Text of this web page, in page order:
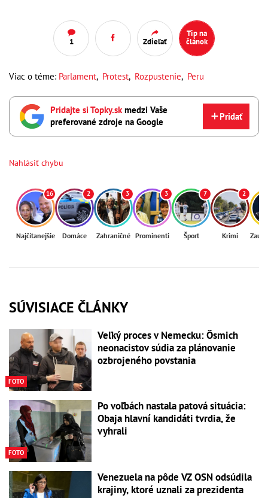
1 Zdieľať
Tip na
článok
Viac o téme: Parlament, Protest, Rozpustenie, Peru
Pridajte si Topky.skmedzi Vaše
preferované zdroje na Google
Pridať
Nahlásiť chybu
16
Najčítanejšie
2
Domáce
3
Zahraničné
3
Prominenti
7
Šport
2
Krimi
SÚVISIACE ČLÁNKY
FOTO
Veľký proces v Nemecku: Ôsmich
neonacistov súdia za plánovanie
ozbrojeného povstania
FOTO
Po voľbách nastala patová situácia:
Obaja hlavní kandidáti tvrdia, že
vyhrali
Venezuela na pôde VZ OSN odsúdila
krajiny, ktoré uznali za prezidenta